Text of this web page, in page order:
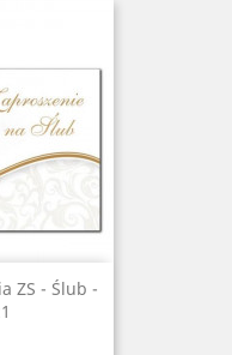
ZS - Ślub -